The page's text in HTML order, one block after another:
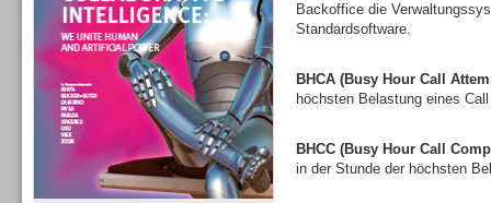
Inbound
Backoffice die
Standardsoftware.
BHCA (Busy Hour Call
höchsten Belastung eines
BHCC (Busy Hour Call
in der Stunde der höchsten